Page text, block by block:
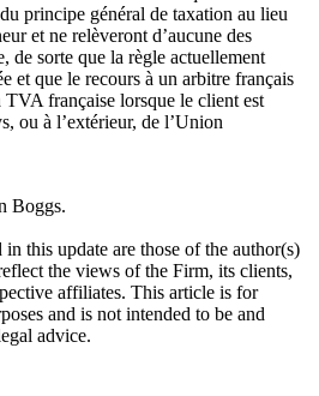
principe général de taxation au lieu
et ne relèveront d’aucune des
de sorte que la règle actuellement
et que le recours à un arbitre français
TVA française lorsque le client est
ou à l’extérieur, de l’Union
Boggs.
this update are those of the author(s)
the views of the Firm, its clients,
affiliates. This article is for
and is not intended to be and
advice.